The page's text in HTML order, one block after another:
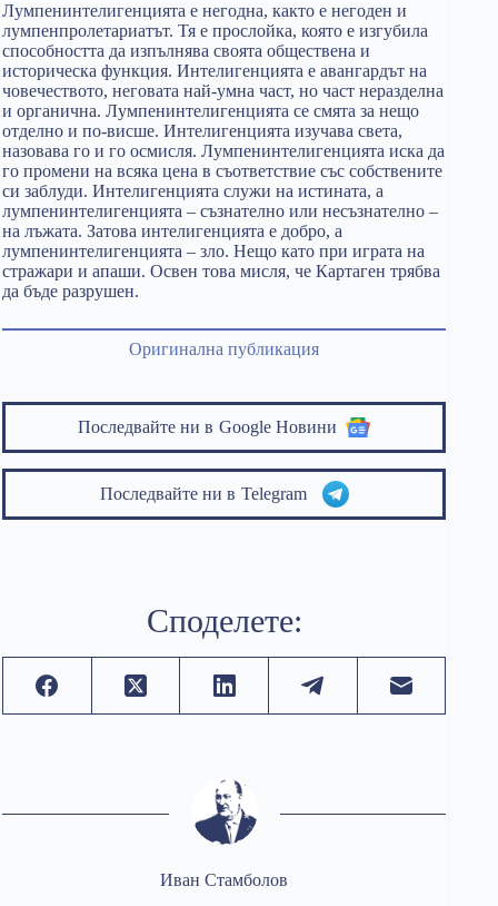
Лумпенинтелигенцията е негодна, както е негоден и
лумпенпролетариатът. Тя е прослойка, която е изгубила
способността да изпълнява своята обществена и
историческа функция. Интелигенцията е авангардът на
човечеството, неговата най-умна част, но част неразделна
и органична. Лумпенинтелигенцията се смята за нещо
отделно и по-висше. Интелигенцията изучава света,
назовава го и го осмисля. Лумпенинтелигенцията иска да
го промени на всяка цена в съответствие със собствените
си заблуди. Интелигенцията служи на истината, а
лумпенинтелигенцията – съзнателно или несъзнателно –
на лъжата. Затова интелигенцията е добро, а
лумпенинтелигенцията – зло. Нещо като при играта на
стражари и апаши. Освен това мисля, че Картаген трябва
да бъде разрушен.
Оригинална публикация
Последвайте ни в Google Новини
Последвайте ни в Telegram
Споделете:
Иван Стамболов